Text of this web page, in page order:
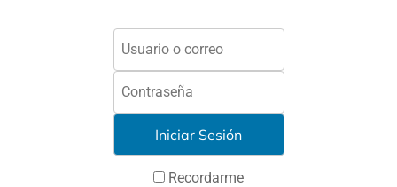
Recordarme